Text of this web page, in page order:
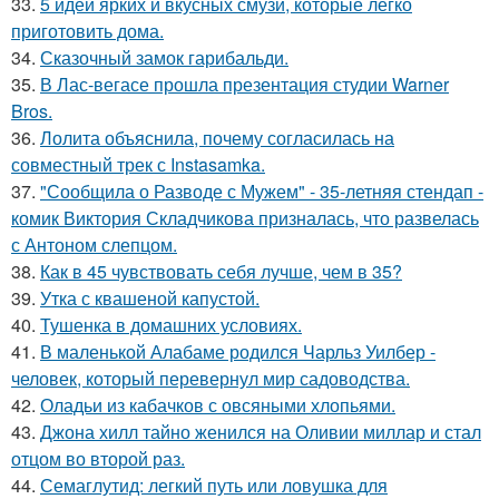
приготовить дома.
34. Сказочный замок гарибальди.
35. В Лас-вегасе прошла презентация студии Warner
Bros.
36. Лолита объяснила, почему согласилась на
совместный трек с Instasamka.
37. "Сообщила о Разводе с Мужем" - 35-летняя стендап -
комик Виктория Складчикова призналась, что развелась
с Антоном слепцом.
38. Как в 45 чувствовать себя лучше, чем в 35?
39. Утка с квашеной капустой.
40. Тушенка в домашних условиях.
41. В маленькой Алабаме родился Чарльз Уилбер -
человек, который перевернул мир садоводства.
42. Оладьи из кабачков с овсяными хлопьями.
43. Джона хилл тайно женился на Оливии миллар и стал
отцом во второй раз.
44. Семаглутид: легкий путь или ловушка для